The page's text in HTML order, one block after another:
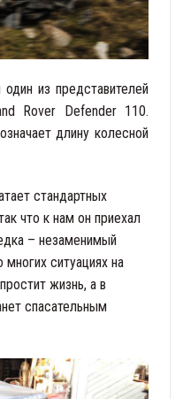
из представителей
Rover Defender 110.
длину колесной
стандартных
что к нам он приехал
– незаменимый
ситуациях на
жизнь, а в
спасательным